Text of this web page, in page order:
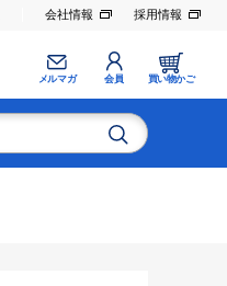
会社情報 採用情報
メルマガ 会員 買い物かご